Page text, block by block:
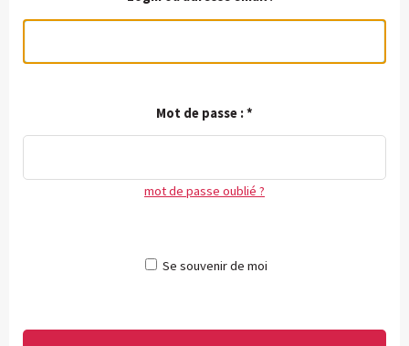
Mot de passe :*
mot de passe oublié ?
Se souvenir de moi